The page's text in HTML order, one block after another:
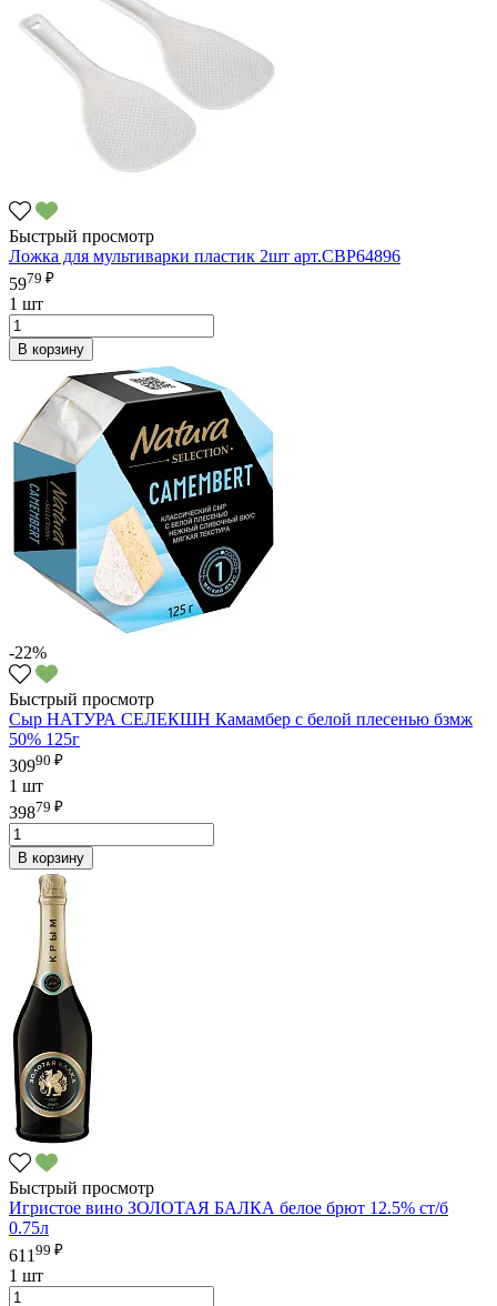
Быстрый просмотр
Ложка для мультиварки пластик 2шт арт.CBP64896
5979 ₽
1 шт
В корзину
-22%
Быстрый просмотр
Сыр НАТУРА СЕЛЕКШН Камамбер с белой плесенью бзмж
50% 125г
30990 ₽
1 шт
39879 ₽
В корзину
Быстрый просмотр
Игристое вино ЗОЛОТАЯ БАЛКА белое брют 12.5% ст/б
0.75л
611 99 ₽
1 шт